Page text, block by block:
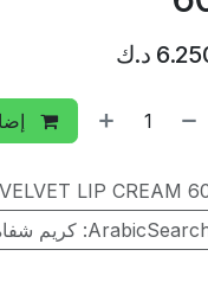
د.ك
LIP CREAM
: كريم